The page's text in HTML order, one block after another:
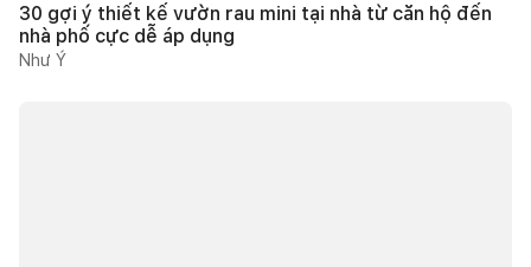
30 gợi ý thiết kế vườn rau mini tại nhà từ căn hộ đến
nhà phố cực dễ áp dụng
Như Ý